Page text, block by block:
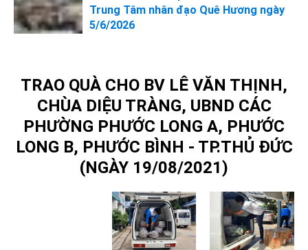
Trung Tâm nhân đạo Quê Hương ngày
5/6/2026
TRAO QUÀ CHO BV LÊ VĂN THỊNH,
CHÙA DIỆU TRÀNG, UBND CÁC
PHƯỜNG PHƯỚC LONG A, PHƯỚC
LONG B, PHƯỚC BÌNH - TP.THỦ ĐỨC
(NGÀY 19/08/2021)